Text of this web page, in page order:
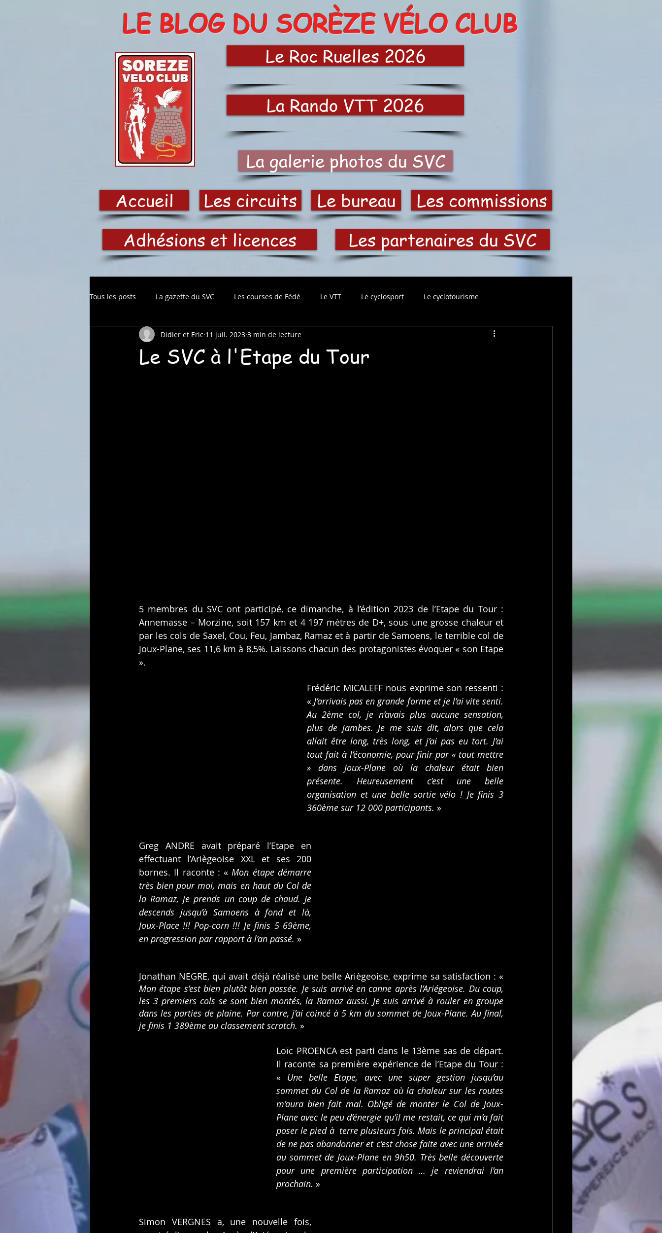
LE BLOG DU SORÈZE VÉLO CLUB
Le Roc Ruelles 2026
La Rando VTT 2026
La galerie photos du SVC
Accueil
Les circuits Le bureau
Les commissions
Adhésions et licences
Les partenaires du SVC
Tous les posts La gazette du SVC Les courses de Fédé Le VTT Le cyclosport Le cyclotourisme
Le SVC à l'Etape du Tour
Didier et Eric 11 juil. 2023 3 min de lecture
5 membres du SVC ont participé, ce dimanche, à l’édition 2023 de l’Etape du Tour :
Annemasse – Morzine, soit 157 km et 4 197 mètres de D+, sous une grosse chaleur et
par les cols de Saxel, Cou, Feu, Jambaz, Ramaz et à partir de Samoens, le terrible col de
Joux-Plane, ses 11,6 km à 8,5%. Laissons chacun des protagonistes évoquer « son Etape
».
Frédéric MICALEFF nous exprime son ressenti :
« J’arrivais pas en grande forme et je l’ai vite senti.
Au 2ème col, je n’avais plus aucune sensation,
plus de jambes. Je me suis dit, alors que cela
allait être long, très long, et j’ai pas eu tort. J’ai
tout fait à l’économie, pour finir par « tout mettre
» dans Joux-Plane où la chaleur était bien
présente. Heureusement c’est une belle
organisation et une belle sortie vélo ! Je finis 3
360ème sur 12 000 participants. »
Greg ANDRE avait préparé l’Etape en
effectuant l’Ariègeoise XXL et ses 200
bornes. Il raconte : « Mon étape démarre
très bien pour moi, mais en haut du Col de
la Ramaz, je prends un coup de chaud. Je
descends jusqu’à Samoens à fond et là,
Joux-Place !!! Pop-corn !!! Je finis 5 69ème,
en progression par rapport à l’an passé. »
Mon étape s’est bien plutôt bien passée. Je suis arrivé en canne après l’Ariégeoise. Du coup,
les 3 premiers cols se sont bien montés, la Ramaz aussi. Je suis arrivé à rouler en groupe
dans les parties de plaine. Par contre, j’ai coincé à 5 km du sommet de Joux-Plane. Au final,
je finis 1 389ème au classement scratch. »
Loïc PROENCA est parti dans le 13ème sas de départ.
Il raconte sa première expérience de l’Etape du Tour :
« Une belle Etape, avec une super gestion jusqu’au
sommet du Col de la Ramaz où la chaleur sur les routes
m’aura bien fait mal. Obligé de monter le Col de Joux-
Plane avec le peu d’énergie qu’il me restait, ce qui m’a fait
poser le pied à  terre plusieurs fois. Mais le principal était
de ne pas abandonner et c’est chose faite avec une arrivée
au sommet de Joux-Plane en 9h50. Très belle découverte
pour une première participation … je reviendrai l’an
prochain. »
Simon VERGNES a, une nouvelle fois,